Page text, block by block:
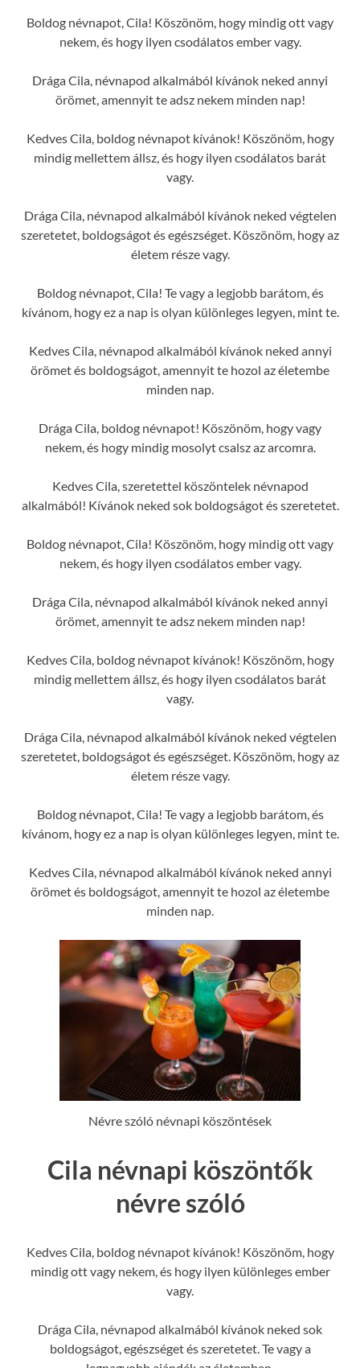
Boldog névnapot, Cila! Köszönöm, hogy mindig ott vagy
nekem, és hogy ilyen csodálatos ember vagy.
Drága Cila, névnapod alkalmából kívánok neked annyi
örömet, amennyit te adsz nekem minden nap!
Kedves Cila, boldog névnapot kívánok! Köszönöm, hogy
mindig mellettem állsz, és hogy ilyen csodálatos barát
vagy.
Drága Cila, névnapod alkalmából kívánok neked végtelen
szeretetet, boldogságot és egészséget. Köszönöm, hogy az
életem része vagy.
Boldog névnapot, Cila! Te vagy a legjobb barátom, és
kívánom, hogy ez a nap is olyan különleges legyen, mint te.
Kedves Cila, névnapod alkalmából kívánok neked annyi
örömet és boldogságot, amennyit te hozol az életembe
minden nap.
Drága Cila, boldog névnapot! Köszönöm, hogy vagy
nekem, és hogy mindig mosolyt csalsz az arcomra.
Kedves Cila, szeretettel köszöntelek névnapod
alkalmából! Kívánok neked sok boldogságot és szeretetet.
Boldog névnapot, Cila! Köszönöm, hogy mindig ott vagy
nekem, és hogy ilyen csodálatos ember vagy.
Drága Cila, névnapod alkalmából kívánok neked annyi
örömet, amennyit te adsz nekem minden nap!
Kedves Cila, boldog névnapot kívánok! Köszönöm, hogy
mindig mellettem állsz, és hogy ilyen csodálatos barát
vagy.
Drága Cila, névnapod alkalmából kívánok neked végtelen
szeretetet, boldogságot és egészséget. Köszönöm, hogy az
életem része vagy.
Boldog névnapot, Cila! Te vagy a legjobb barátom, és
kívánom, hogy ez a nap is olyan különleges legyen, mint te.
Kedves Cila, névnapod alkalmából kívánok neked annyi
örömet és boldogságot, amennyit te hozol az életembe
minden nap.
Névre szóló névnapi köszöntések
Cila névnapi köszöntők
névre szóló
Kedves Cila, boldog névnapot kívánok! Köszönöm, hogy
mindig ott vagy nekem, és hogy ilyen különleges ember
vagy.
Drága Cila, névnapod alkalmából kívánok neked sok
boldogságot, egészséget és szeretetet. Te vagy a